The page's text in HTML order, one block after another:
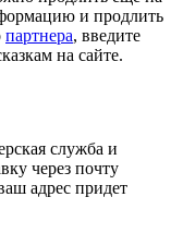
и продлить
партнера, введите
на сайте.
служба и
через почту
адрес придет